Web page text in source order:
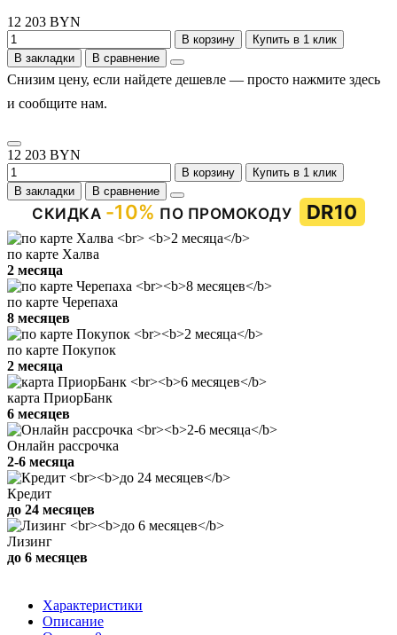
12 203 BYN
В корзину
Купить в 1 клик
В закладки
В сравнение
Снизим цену, если найдете дешевле — просто нажмите здесь
и сообщите нам.
12 203 BYN
В корзину
Купить в 1 клик
В закладки
В сравнение
СКИДКА -10% ПО ПРОМОКОДУ DR10
по карте Халва
2 месяца
по карте Черепаха
8 месяцев
по карте Покупок
2 месяца
карта ПриорБанк
6 месяцев
Онлайн рассрочка
2-6 месяца
Кредит
до 24 месяцев
Лизинг
до 6 месяцев
Характеристики
Описание